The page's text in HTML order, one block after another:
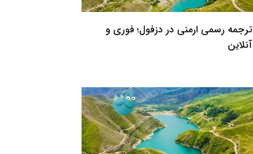
ترجمه رسمی ارمنی در دزفول؛ فوری و
آنلاین